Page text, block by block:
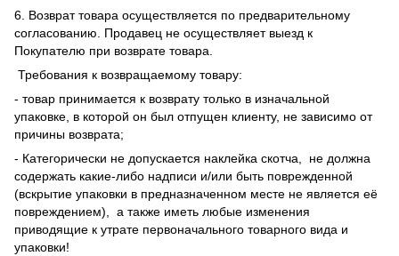
6. Возврат товара осуществляется по предварительному
согласованию. Продавец не осуществляет выезд к
Покупателю при возврате товара.
Требования к возвращаемому товару:
- товар принимается к возврату только в изначальной
упаковке, в которой он был отпущен клиенту, не зависимо от
причины возврата;
- Категорически не допускается наклейка скотча, не должна
содержать какие-либо надписи и/или быть поврежденной
(вскрытие упаковки в предназначенном месте не является её
повреждением), а также иметь любые изменения
приводящие к утрате первоначального товарного вида и
упаковки!